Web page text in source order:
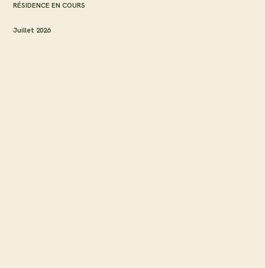
RÉSIDENCE EN COURS
Juillet 2026